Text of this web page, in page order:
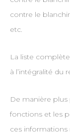
contre le
etc.
La liste
à l’intégralité du
De manière plus
fonctions et les
ces informations